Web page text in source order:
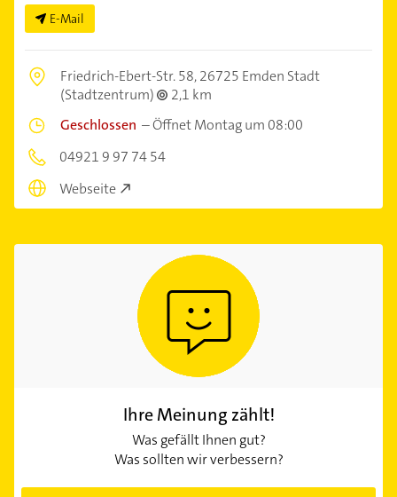
E-Mail
Friedrich-Ebert-Str. 58,26725 Emden Stadt
(Stadtzentrum)
2,1 km
Geschlossen –Öffnet Montag um 08:00
04921 9 97 74 54
Webseite
Ihre Meinung zählt!
Was gefällt Ihnen gut?
Was sollten wir verbessern?